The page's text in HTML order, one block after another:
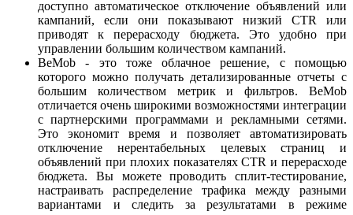
доступно автоматическое отключение объявлений или
кампаний, если они показывают низкий CTR или
приводят к перерасходу бюджета. Это удобно при
управлении большим количеством кампаний.
BeMob - это тоже облачное решение, с помощью
которого можно получать детализированные отчеты с
большим количеством метрик и фильтров. BeMob
отличается очень широкими возможностями интеграции
с партнерскими программами и рекламными сетями.
Это экономит время и позволяет автоматизировать
отключение нерентабельных целевых страниц и
объявлений при плохих показателях CTR и перерасходе
бюджета. Вы можете проводить сплит-тестирование,
настраивать распределение трафика между разными
вариантами и следить за результатами в режиме